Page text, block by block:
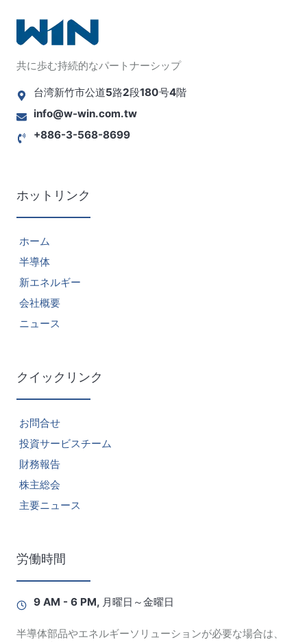
共に歩む持続的なパートナーシップ
台湾新竹市公道5路2段180号4階
info@w-win.com.tw
+886-3-568-8699
ホットリンク
ホーム
半導体
新エネルギー
会社概要
ニュース
クイックリンク
お問合せ
投資サービスチーム
財務報告
株主総会
主要ニュース
労働時間
9 AM - 6 PM, 月曜日～金曜日
半導体部品やエネルギーソリューションが必要な場合は、